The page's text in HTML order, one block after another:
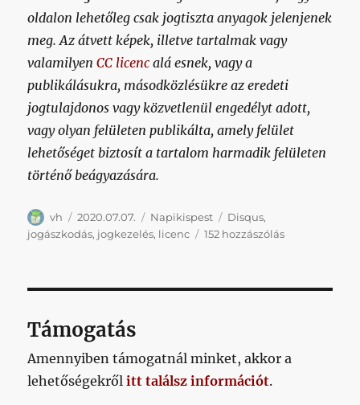
oldalon lehetőleg csak jogtiszta anyagok jelenjenek
meg. Az átvett képek, illetve tartalmak vagy
valamilyenCC licenc alá esnek, vagy a
publikálásukra, másodközlésükre az eredeti
jogtulajdonos vagy közvetlenül engedélyt adott,
vagy olyan felületen publikálta, amely felület
lehetőséget biztosít a tartalom harmadik felületen
történő beágyazására.
Szerző
vh Közzétéve
2020.07.07. Kategória
Napikispest Címke
Disqus,
jogászkodás, jogkezelés, licenc 152 hozzászólásNapikispest
Támogatás
Amennyiben támogatnál minket, akkor a
lehetőségekrőlitt találsz információt.